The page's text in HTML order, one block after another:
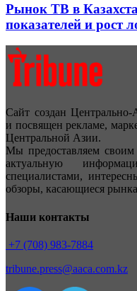
Рынок ТВ в
показателей и рост
Сайт создан
и посвящен рекламе,
Центральной Азии.
Мы предоставляем
актуальную
специалистами,
обзоры, касающиеся
Наши контакты
+7 (708) 983-7884
tribune.press@aaca.com.kz